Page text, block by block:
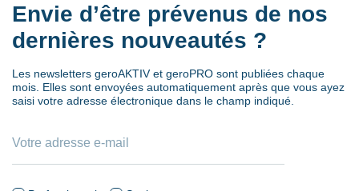
Envie d’être prévenus de nos
dernières nouveautés ?
Les newsletters geroAKTIV et geroPRO sont publiées chaque
mois. Elles sont envoyées automatiquement après que vous ayez
saisi votre adresse électronique dans le champ indiqué.